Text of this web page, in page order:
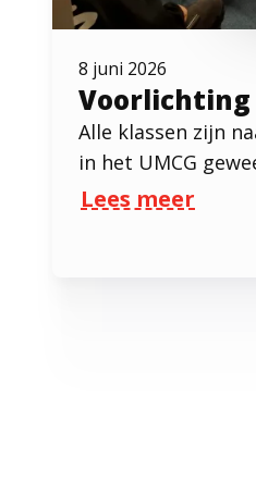
Voorlichting
8 juni 2026
Alle klassen zijn
in het UMCG
Lees meer
over